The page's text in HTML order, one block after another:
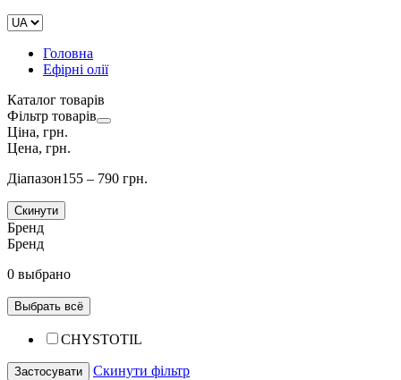
Головна
Ефірні олії
Каталог товарів
Фільтр товарів
Ціна, грн.
Цена, грн.
Діапазон155 – 790 грн.
Скинути
Бренд
Бренд
0 выбрано
Выбрать всё
CHYSTOTIL
Застосувати
Скинути фільтр